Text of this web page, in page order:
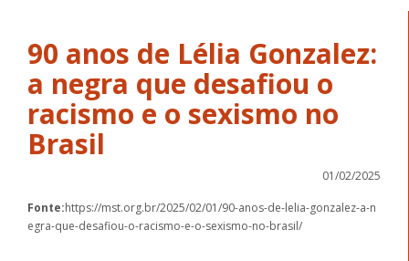
90 anos de Lélia Gonzalez:
a negra que desafiou o
racismo e o sexismo no
Brasil
01/02/2025
Fonte:https://mst.org.br/2025/02/01/90-anos-de-lelia-gonzalez-a-n
egra-que-desafiou-o-racismo-e-o-sexismo-no-brasil/